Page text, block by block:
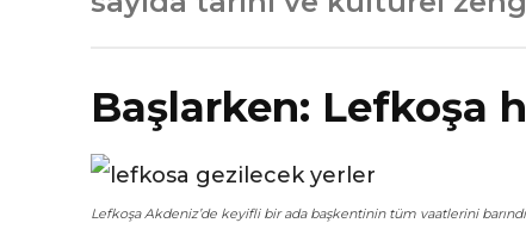
Başlarken: Lefkoşa
Lefkoşa Akdeniz’de keyifli bir ada başkentinin tüm vaatlerini